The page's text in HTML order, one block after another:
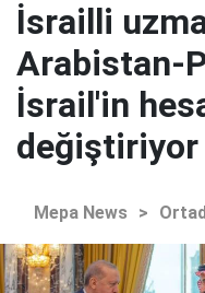
İsrailli
Arabistan-
İsrail'in
değiştiriyor
Mepa News >